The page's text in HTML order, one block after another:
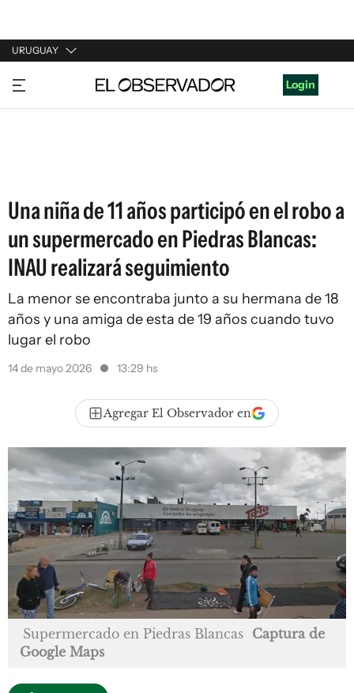
URUGUAY
URUGUAY
ARGENTINA
Login
Una niña de 11 años participó en el robo a
un supermercado en Piedras Blancas:
INAU realizará seguimiento
La menor se encontraba junto a su hermana de 18
años y una amiga de esta de 19 años cuando tuvo
lugar el robo
14 de mayo 2026 13:29 hs
Agregar El Observador en
Supermercado en Piedras Blancas Captura de
Google Maps